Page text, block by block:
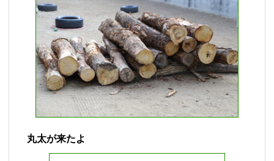
丸太が来たよ